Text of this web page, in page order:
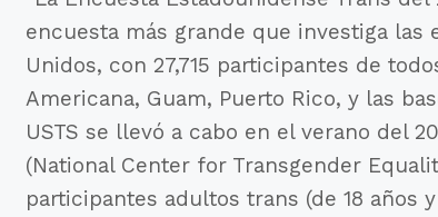
encuesta más grande que investiga las
Unidos, con 27,715 participantes de
Americana, Guam, Puerto Rico, y las
USTS se llevó a cabo en el verano del
(National Center for Transgender
participantes adultos trans (de 18 años